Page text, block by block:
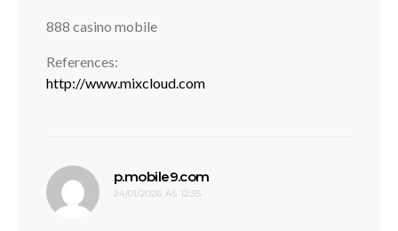
888 casino mobile
References:
http://www.mixcloud.com
p.mobile9.com
24/01/2026 ÀS 12:35